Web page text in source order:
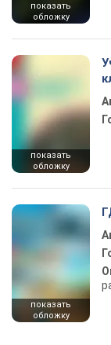
показать
обложку
показать
обложку
показать
обложку